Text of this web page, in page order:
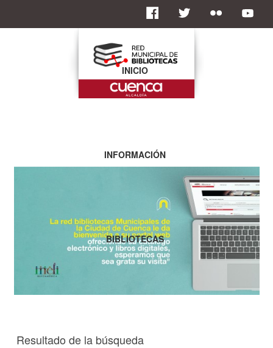
Resultado de la búsqueda
INICIO
INFORMACIÓN
BIBLIOTECAS